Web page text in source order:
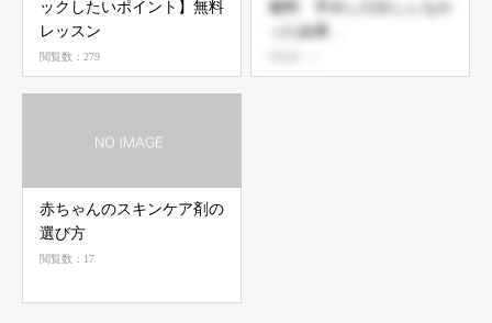
ックしたいポイント】無料
レッスン
閲覧数：279
週間 手出し口出ししなか
った結果…
赤ちゃんのスキンケア剤の
選び方
閲覧数：17